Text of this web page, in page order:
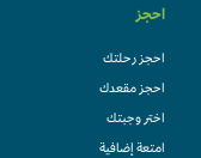
احجز
احجز رحلتك
احجز مقعدك
اختر وجبتك
امتعة إضافية